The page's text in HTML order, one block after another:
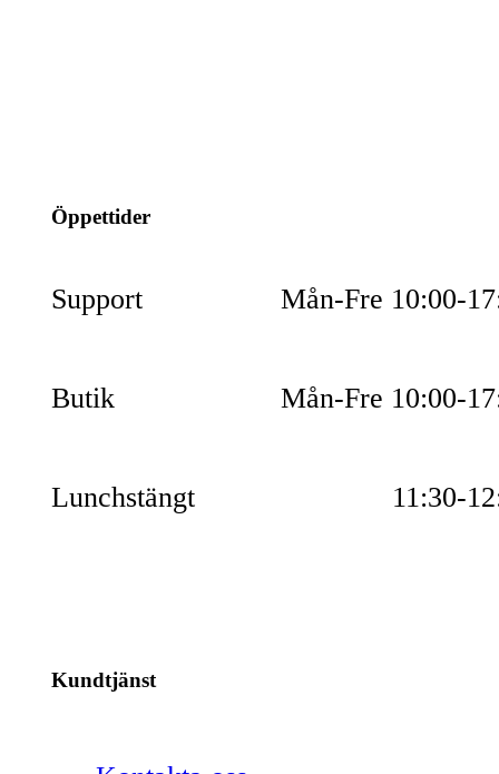
Öppettider
Support Mån-Fre 10:00-
Butik Mån-Fre 10:00-
Lunchstängt 11:30-
Kundtjänst